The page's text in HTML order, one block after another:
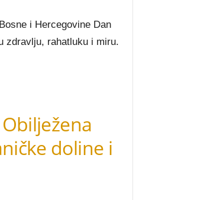
i Hercegovine Dan
zdravlju, rahatluku i miru.
doline i